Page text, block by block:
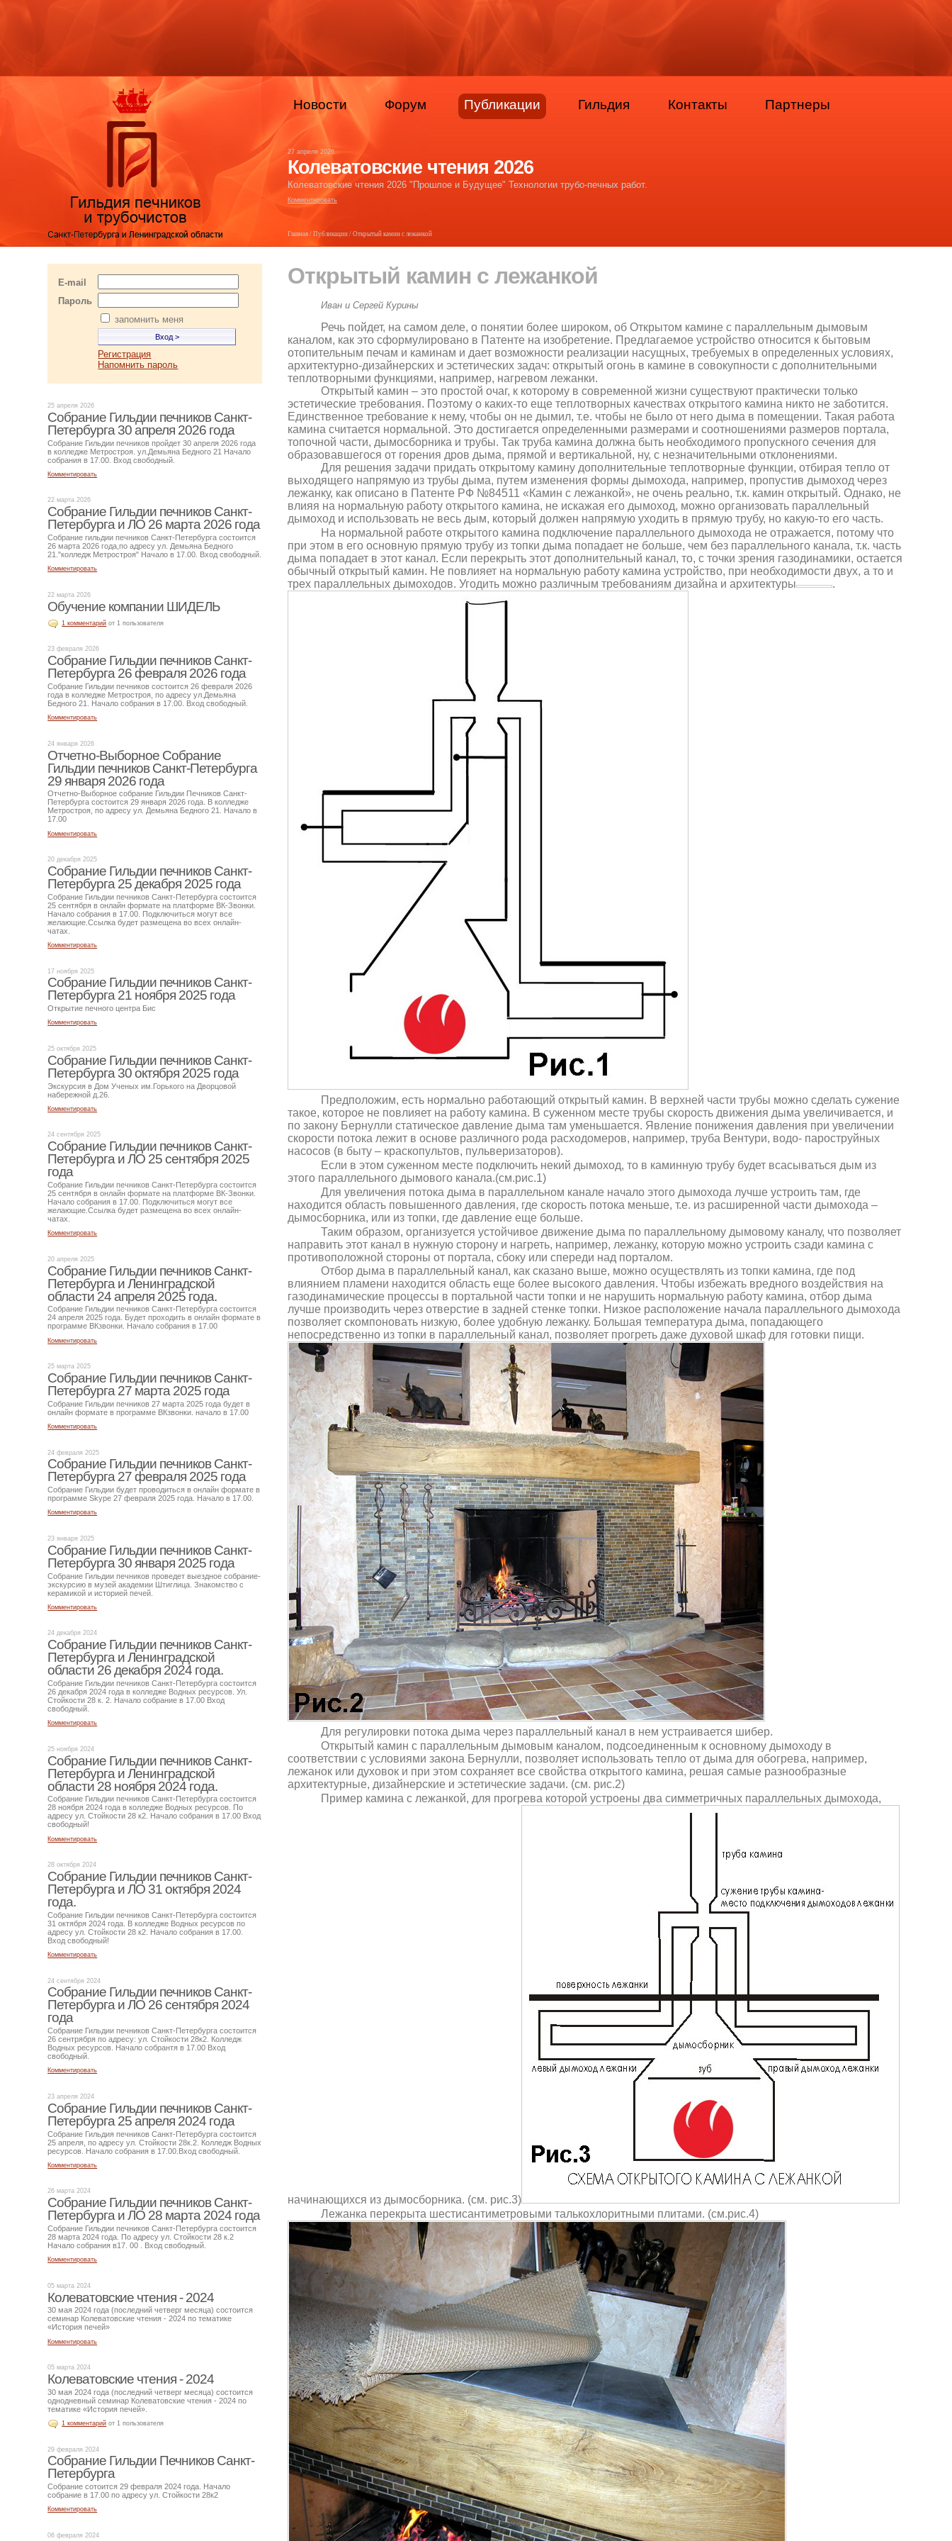
Открытый камин с лежанкой
Иван и Сергей Курины
Речь пойдет, на самом деле, о понятии более широком, об Открытом камине с параллельным дымовым
каналом, как это сформулировано в Патенте на изобретение. Предлагаемое устройство относится к бытовым
отопительным печам и каминам и дает возможности реализации насущных, требуемых в определенных условиях,
архитектурно-дизайнерских и эстетических задач: открытый огонь в камине в совокупности с дополнительными
теплотворными функциями, например, нагревом лежанки.
Открытый камин – это простой очаг, к которому в современной жизни существуют практически только
эстетические требования. Поэтому о каких-то еще теплотворных качествах открытого камина никто не заботится.
Единственное требование к нему, чтобы он не дымил, т.е. чтобы не было от него дыма в помещении. Такая работа
камина считается нормальной. Это достигается определенными размерами и соотношениями размеров портала,
топочной части, дымосборника и трубы. Так труба камина должна быть необходимого пропускного сечения для
образовавшегося от горения дров дыма, прямой и вертикальной, ну, с незначительными отклонениями.
Для решения задачи придать открытому камину дополнительные теплотворные функции, отбирая тепло от
выходящего напрямую из трубы дыма, путем изменения формы дымохода, например, пропустив дымоход через
лежанку, как описано в Патенте РФ №84511 «Камин с лежанкой», не очень реально, т.к. камин открытый. Однако, не
влияя на нормальную работу открытого камина, не искажая его дымоход, можно организовать параллельный
дымоход и использовать не весь дым, который должен напрямую уходить в прямую трубу, но какую-то его часть.
На нормальной работе открытого камина подключение параллельного дымохода не отражается, потому что
при этом в его основную прямую трубу из топки дыма попадает не больше, чем без параллельного канала, т.к. часть
дыма попадает в этот канал. Если перекрыть этот дополнительный канал, то, с точки зрения газодинамики, остается
обычный открытый камин. Не повлияет на нормальную работу камина устройство, при необходимости двух, а то и
трех параллельных дымоходов. Угодить можно различным требованиям дизайна и архитектуры
.
Предположим, есть нормально работающий открытый камин. В верхней части трубы можно сделать сужение
такое, которое не повлияет на работу камина. В суженном месте трубы скорость движения дыма увеличивается, и
по закону Бернулли статическое давление дыма там уменьшается. Явление понижения давления при увеличении
скорости потока лежит в основе различного рода расходомеров, например, труба Вентури, водо- пароструйных
насосов (в быту – краскопультов, пульверизаторов).
Если в этом суженном месте подключить некий дымоход, то в каминную трубу будет всасываться дым из
этого параллельного дымового канала.(см.рис.1)
Для увеличения потока дыма в параллельном канале начало этого дымохода лучше устроить там, где
находится область повышенного давления, где скорость потока меньше, т.е. из расширенной части дымохода –
дымосборника, или из топки, где давление еще больше.
Таким образом, организуется устойчивое движение дыма по параллельному дымовому каналу, что позволяет
направить этот канал в нужную сторону и нагреть, например, лежанку, которую можно устроить сзади камина с
противоположной стороны от портала, сбоку или спереди над порталом.
Отбор дыма в параллельный канал, как сказано выше, можно осуществлять из топки камина, где под
влиянием пламени находится область еще более высокого давления. Чтобы избежать вредного воздействия на
газодинамические процессы в портальной части топки и не нарушить нормальную работу камина, отбор дыма
лучше производить через отверстие в задней стенке топки. Низкое расположение начала параллельного дымохода
позволяет скомпоновать низкую, более удобную лежанку. Большая температура дыма, попадающего
непосредственно из топки в параллельный канал, позволяет прогреть даже духовой шкаф для готовки пищи.
Для регулировки потока дыма через параллельный канал в нем устраивается шибер.
Открытый камин с параллельным дымовым каналом, подсоединенным к основному дымоходу в
соответствии с условиями закона Бернулли, позволяет использовать тепло от дыма для обогрева, например,
лежанок или духовок и при этом сохраняет все свойства открытого камина, решая самые разнообразные
архитектурные, дизайнерские и эстетические задачи. (см. рис.2)
Пример камина с лежанкой, для прогрева которой устроены два симметричных параллельных дымохода,
начинающихся из дымосборника. (см. рис.3)
Лежанка перекрыта шестисантиметровыми талькохлоритными плитами. (см.рис.4)
Главная/ Публикации/ Открытый камин с лежанкой
E-mail
Пароль
запомнить меня
Регистрация
Напомнить пароль
25 апреля 2026
Собрание Гильдии печников Санкт-
Петербурга 30 апреля 2026 года
Собрание Гильдии печников пройдет 30 апреля 2026 года
в колледже Метростроя. ул.Демьяна Бедного 21 Начало
собрания в 17.00. Вход свободный.
Комментировать
22 марта 2026
Собрание Гильдии печников Санкт-
Петербурга и ЛО 26 марта 2026 года
Собрание гильдии печников Санкт-Петербурга состоится
26 марта 2026 года,по адресу ул. Демьяна Бедного
21."колледж Метростроя" Начало в 17.00. Вход свободный.
Комментировать
22 марта 2026
Обучение компании ШИДЕЛЬ
1 комментарий от 1 пользователя
23 февраля 2026
Собрание Гильдии печников Санкт-
Петербурга 26 февраля 2026 года
Собрание Гильдии печников состоится 26 февраля 2026
года в колледже Метростроя, по адресу ул.Демьяна
Бедного 21. Начало собрания в 17.00. Вход свободный.
Комментировать
24 января 2026
Отчетно-Выборное Собрание
Гильдии печников Санкт-Петербурга
29 января 2026 года
Отчетно-Выборное собрание Гильдии Печников Санкт-
Петербурга состоится 29 января 2026 года. В колледже
Метростроя, по адресу ул. Демьяна Бедного 21. Начало в
17.00
Комментировать
20 декабря 2025
Собрание Гильдии печников Санкт-
Петербурга 25 декабря 2025 года
Собрание Гильдии печников Санкт-Петербурга состоится
25 сентября в онлайн формате на платформе ВК-Звонки.
Начало собрания в 17.00. Подключиться могут все
желающие.Ссылка будет размещена во всех онлайн-
чатах.
Комментировать
17 ноября 2025
Собрание Гильдии печников Санкт-
Петербурга 21 ноября 2025 года
Открытие печного центра Бис
Комментировать
25 октября 2025
Собрание Гильдии печников Санкт-
Петербурга 30 октября 2025 года
Экскурсия в Дом Ученых им.Горького на Дворцовой
набережной д.26.
Комментировать
24 сентября 2025
Собрание Гильдии печников Санкт-
Петербурга и ЛО 25 сентября 2025
года
Собрание Гильдии печников Санкт-Петербурга состоится
25 сентября в онлайн формате на платформе ВК-Звонки.
Начало собрания в 17.00. Подключиться могут все
желающие.Ссылка будет размещена во всех онлайн-
чатах.
Комментировать
20 апреля 2025
Собрание Гильдии печников Санкт-
Петербурга и Ленинградской
области 24 апреля 2025 года.
Собрание Гильдии печников Санкт-Петербурга состоится
24 апреля 2025 года. Будет проходить в онлайн формате в
программе ВКзвонки. Начало собрания в 17.00
Комментировать
25 марта 2025
Собрание Гильдии печников Санкт-
Петербурга 27 марта 2025 года
Собрание Гильдии печников 27 марта 2025 года будет в
онлайн формате в программе ВКзвонки. начало в 17.00
Комментировать
24 февраля 2025
Собрание Гильдии печников Санкт-
Петербурга 27 февраля 2025 года
Собрание Гильдии будет проводиться в онлайн формате в
программе Skype 27 февраля 2025 года. Начало в 17.00.
Комментировать
23 января 2025
Собрание Гильдии печников Санкт-
Петербурга 30 января 2025 года
Собрание Гильдии печников проведет выездное собрание-
экскурсию в музей академии Штиглица. Знакомство с
керамикой и историей печей.
Комментировать
24 декабря 2024
Собрание Гильдии печников Санкт-
Петербурга и Ленинградской
области 26 декабря 2024 года.
Собрание Гильдии печников Санкт-Петербурга состоится
26 декабря 2024 года в колледже Водных ресурсов. Ул.
Стойкости 28 к. 2. Начало собрание в 17.00 Вход
свободный.
Комментировать
25 ноября 2024
Собрание Гильдии печников Санкт-
Петербурга и Ленинградской
области 28 ноября 2024 года.
Собрание Гильдии печников Санкт-Петербурга состоится
28 ноября 2024 года в колледже Водных ресурсов. По
адресу ул. Стойкости 28 к2. Начало собрания в 17.00 Вход
свободный!
Комментировать
28 октября 2024
Собрание Гильдии печников Санкт-
Петербурга и ЛО 31 октября 2024
года.
Собрание Гильдии печников Санкт-Петербурга состоится
31 октября 2024 года. В колледже Водных ресурсов по
адресу ул. Стойкости 28 к2. Начало собрания в 17.00.
Вход свободный!
Комментировать
24 сентября 2024
Собрание Гильдии печников Санкт-
Петербурга и ЛО 26 сентября 2024
года
Собрание Гильдии печников Санкт-Петербурга состоится
26 сентрября по адресу: ул. Стойкости 28к2. Колледж
Водных ресурсов. Начало собрантя в 17.00 Вход
свободный.
Комментировать
23 апреля 2024
Собрание Гильдии печников Санкт-
Петербурга 25 апреля 2024 года
Собрание Гильдия печников Санкт-Петербурга состоится
25 апреля, по адресу ул. Стойкости 28к.2. Колледж Водных
ресурсов. Начало собрания в 17.00.Вход свободный.
Комментировать
26 марта 2024
Собрание Гильдии печников Санкт-
Петербурга и ЛО 28 марта 2024 года
Собрание Гильдии печников Санкт-Петербурга состоится
28 марта 2024 года. По адресу ул. Стойкости 28 к.2
Начало собрания в17. 00 . Вход свободный.
Комментировать
05 марта 2024
Колеватовские чтения - 2024
30 мая 2024 года (последний четверг месяца) состоится
семинар Колеватовские чтения - 2024 по тематике
«История печей»
Комментировать
05 марта 2024
Колеватовские чтения - 2024
30 мая 2024 года (последний четверг месяца) состоится
однодневный семинар Колеватовские чтения - 2024 по
тематике «История печей».
1 комментарий от 1 пользователя
29 февраля 2024
Собрание Гильдии Печников Санкт-
Петербурга
Собрание сотоится 29 февраля 2024 года. Начало
собрание в 17.00 по адресу ул. Стойкости 28к2
Комментировать
06 февраля 2024
Новости Форум Публикации Гильдия Контакты Партнеры
27 апреля 2026
Колеватовские чтения 2026
Колеватовские чтения 2026 "Прошлое и Будущее" Технологии трубо-печных работ.
Комментировать